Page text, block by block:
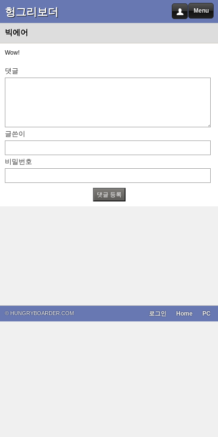
헝그리보더 Menu
빅에어
Wow!
댓글
글쓴이
비밀번호
© HUNGRYBOARDER.COM PC
Home
로그인